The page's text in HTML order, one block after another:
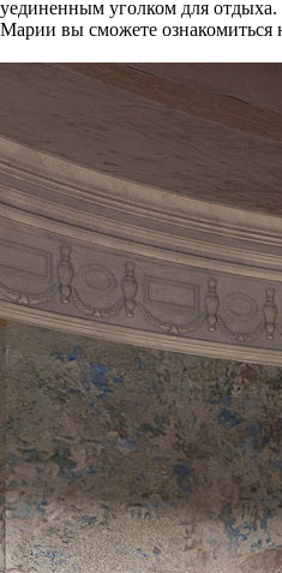
уединенным уголком для
Марии вы сможете ознакомиться